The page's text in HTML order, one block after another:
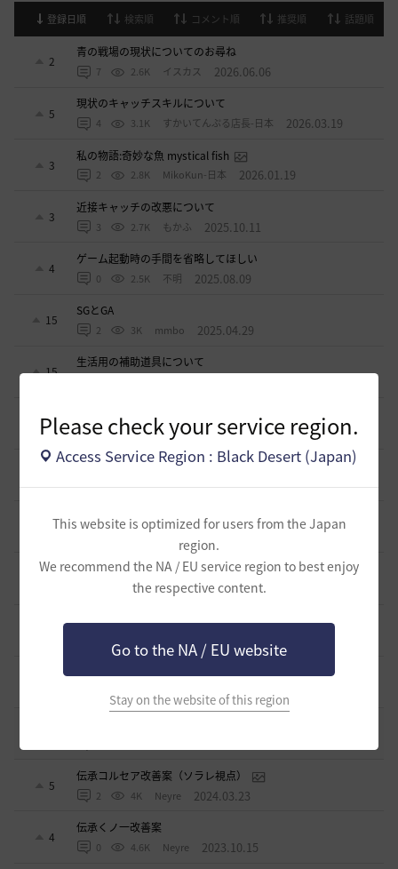
Please check your service region.
Access Service Region : Black Desert (Japan)
This website is optimized for users from the Japan
region.
We recommend the NA / EU service region to best enjoy
the respective content.
Go to the NA / EU website
Stay on the website of this region
登録日順 検索順 コメント順 推奨順 話題順
2
青の戦場の現状についてのお尋ね
7 2.6K イスカス 2026.06.06
5
現状のキャッチスキルについて
4 3.1K すかいてんぷる店長-日本 2026.03.19
3
私の物語:奇妙な魚 mystical fish
2 2.8K MikoKun-日本 2026.01.19
3
近接キャッチの改悪について
3 2.7K もかふ 2025.10.11
4
ゲーム起動時の手間を省略してほしい
0 2.5K 不明 2025.08.09
15
SGとGA
2 3K mmbo 2025.04.29
15
生活用の補助道具について
1
2 3.3K たんくす-日本 2025.03.20
アグリスの熱気の様なカプラス用の熱気も欲しい
0 2.8K 不明 2024.10.06
アタニスホタルはなぜ家門バッグに入れられないのか？
3.2K Lyzerica
闇の精霊の怒り200％のCTについて
3.2K エンカ-日本 2024.06.17
スキルジャンプと空中攻撃スキルの設置案
2024.05.22
観賞用やる夫-日本 2024.04.28
5
伝承コルセア改善案（ソラレ視点）
2 4K Neyre 2024.03.23
4
伝承くノ一改善案
0 4.6K Neyre 2023.10.15